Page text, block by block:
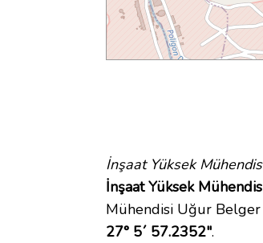
İnşaat Yüksek
İnşaat Yüksek
Mühendisi Uğur Belger
27° 5´ 57.2352".